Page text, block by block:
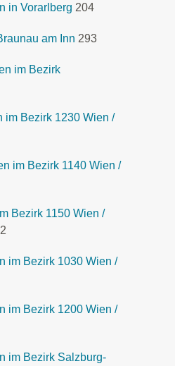
in Vorarlberg 204
am Inn 293
im Bezirk
im Bezirk 1230 Wien /
im Bezirk 1140 Wien /
Bezirk 1150 Wien /
im Bezirk 1030 Wien /
im Bezirk 1200 Wien /
im Bezirk Salzburg-